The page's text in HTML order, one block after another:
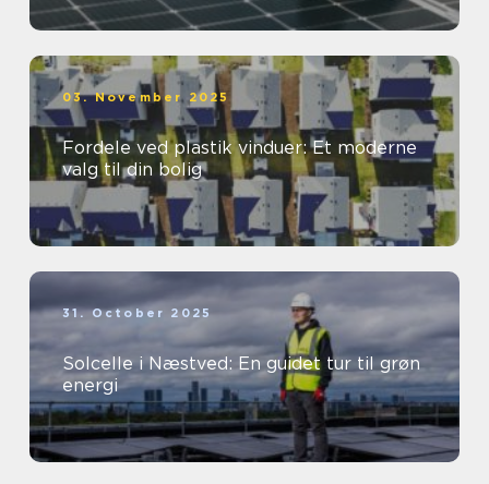
03. November 2025
Fordele ved plastik vinduer: Et moderne
valg til din bolig
31. October 2025
Solcelle i Næstved: En guidet tur til grøn
energi